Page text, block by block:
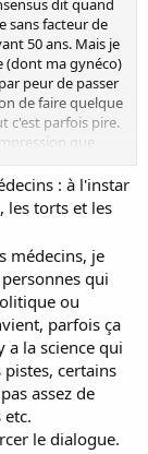
sans facteur de
50 ans. Mais je
(dont ma gynéco)
peur de passer
de faire quelque
c'est parfois pire.
que
que la
fois, surtout dans
: à l'instar
les torts et les
médecins, je
qui
ou
parfois ça
a la science qui
certains
assez de
le dialogue.